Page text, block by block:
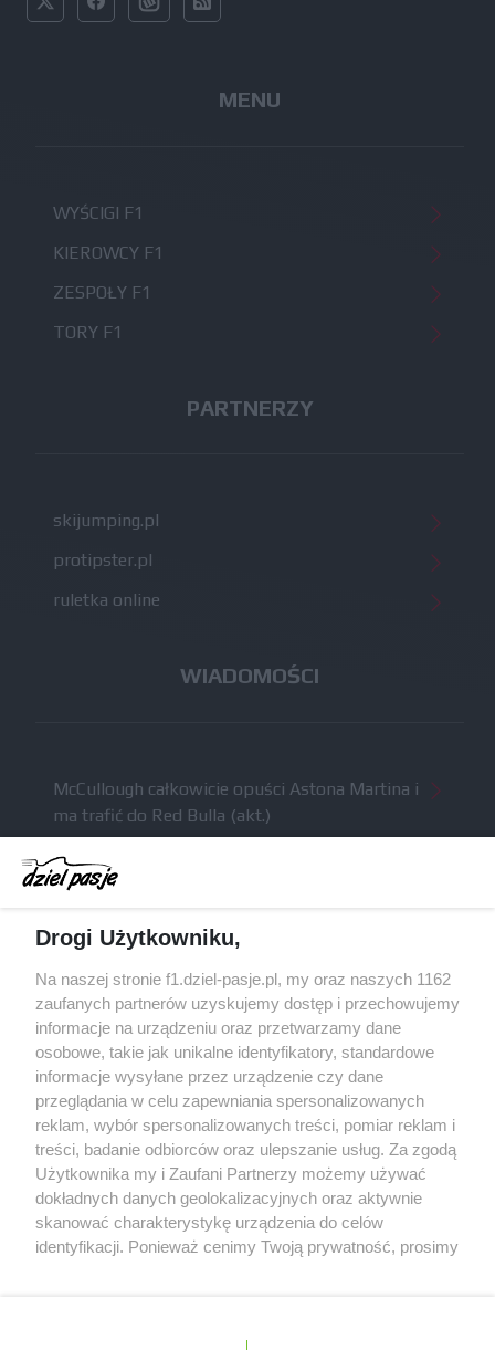
MENU
WYŚCIGI F1
KIEROWCY F1
ZESPOŁY F1
TORY F1
PARTNERZY
skijumping.pl
protipster.pl
ruletka online
WIADOMOŚCI
McCullough całkowicie opuści Astona Martina i
ma trafić do Red Bulla (akt.)
Dochód F1 spadł o 61 procent względem
zeszłego sezonu
algorytmach?
Honda uświadomiła sobie skalę problemów z
silnikiem dopiero w styczniu
Audi planuje wprowadzić jeszcze cztery duże
pakiety poprawek w 2026 roku
Polityka prywatności © 2004 - 2026 GPmedia
Kopiowanie treści bez
zgody autorów zabronione.
Serwis internetowy, z którego korzystasz, używa plików
cookies. Są to pliki instalowane w urządzeniach
końcowych osób korzystających z serwisu, w celu
administrowania serwisem, poprawy jakości
Drogi Użytkowniku,
Na naszej stronie f1.dziel-pasje.pl, my oraz naszych 1162
zaufanych partnerów uzyskujemy dostęp i przechowujemy
informacje na urządzeniu oraz przetwarzamy dane
osobowe, takie jak unikalne identyfikatory, standardowe
informacje wysyłane przez urządzenie czy dane
przeglądania w celu zapewniania spersonalizowanych
reklam, wybór spersonalizowanych treści, pomiar reklam i
treści, badanie odbiorców oraz ulepszanie usług. Za zgodą
Użytkownika my i Zaufani Partnerzy możemy używać
dokładnych danych geolokalizacyjnych oraz aktywnie
skanować charakterystykę urządzenia do celów
identyfikacji. Ponieważ cenimy Twoją prywatność, prosimy
prywatności znajdujący się w lewym dolnym rogu strony